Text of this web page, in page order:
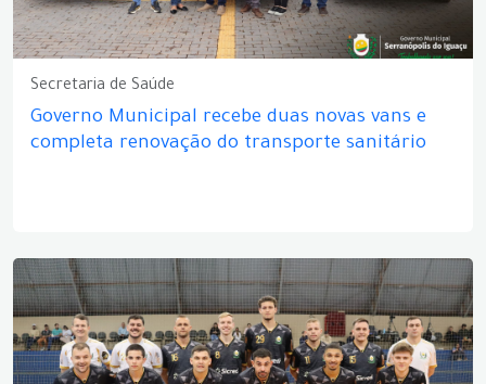
Secretaria de Saúde
Governo Municipal recebe duas novas vans e
completa renovação do transporte sanitário